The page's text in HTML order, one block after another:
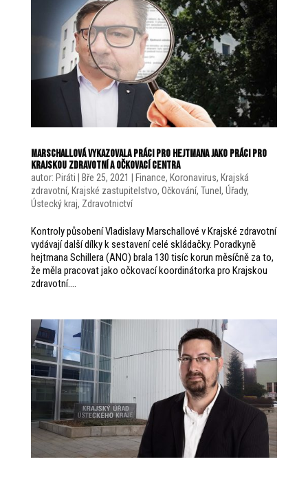
Marschallová vykazovala práci pro hejtmana jako práci pro
Krajskou zdravotní a očkovací centra
autor: Piráti | Bře 25, 2021 | Finance, Koronavirus, Krajská
zdravotní, Krajské zastupitelstvo, Očkování, Tunel, Úřady,
Ústecký kraj, Zdravotnictví
Kontroly působení Vladislavy Marschallové v Krajské zdravotní
vydávají další dílky k sestavení celé skládačky. Poradkyně
hejtmana Schillera (ANO) brala 130 tisíc korun měsíčně za to,
že měla pracovat jako očkovací koordinátorka pro Krajskou
zdravotní....